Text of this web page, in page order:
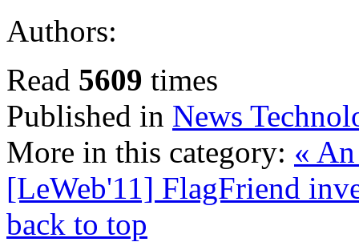
Authors:
Read 5609 times
Published in News
More in this category: «
[LeWeb'11] FlagFriend
back to top